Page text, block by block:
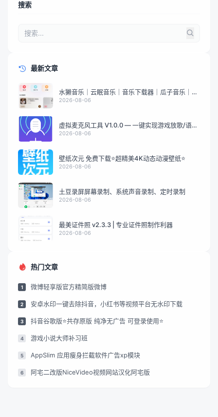
搜索
最新文章
水獭音乐｜云眠音乐｜音乐下载器｜瓜子音乐｜煎
饼云音乐
2026-08-06
虚拟麦克风工具 V1.0.0 — 一键实现游戏放歌/语音
音频分享
2026-08-06
壁纸次元 免费下载⭐超精美4K动态动漫壁纸⭐
2026-08-06
土豆录屏屏幕录制、系统声音录制、定时录制
2026-08-06
最美证件照 v2.3.3 | 专业证件照制作利器
2026-08-06
热门文章
1 微博轻享版官方精简版微博
2 安卓水印一键去除抖音，小红书等视频平台无水印下载
3 抖音谷歌版⭐共存原版 纯净无广告 可登录使用⭐
4 游戏小说大师补习班
5 AppSlim 应用瘦身拦截软件广告xp模块
6 阿宅二改版NiceVideo视频网站汉化阿宅版